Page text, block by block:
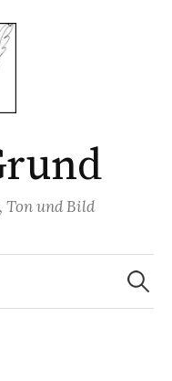
Ton und Bild
Suchen
nach: